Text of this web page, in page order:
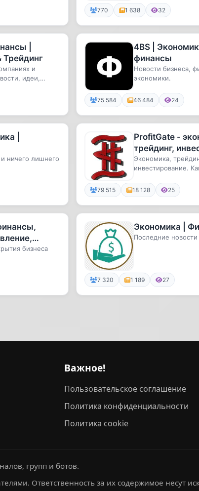
770 1 638 32
|
Трейдинг
и
идеи,
4BS |
финансы
Новости бизнеса,
экономики.
75 584 46 484 24
|
ничего лишнего
ProfitGate -
трейдинг,
Экономика,
инвестирование.
и работников...
79 515 18 128 25
экономика
бизнеса
Экономика |
Последние
7 320 1 189 27
Важное!
Пользовательское соглашение
Политика конфиденциальности
Политика cookie
групп и ботов.
Ответственность за их содержимое несут